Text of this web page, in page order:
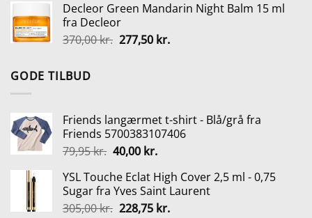
pris
var:
159,00 kr..
pris
89,00 kr..
Decleor Green Mandarin Night Balm 15 ml
fra Decleor
370,00kr. Den
277,50 kr.Den
GODE TILBUD
Friends langærmet t-shirt - Blå/grå fra
Friends 5700383107406
79,95kr. Den
pris
var:
79,95 kr..
40,00 kr.Den
pris
er:
40,00 kr..
YSL Touche Eclat High Cover 2,5 ml - 0,75
Sugar fra Yves Saint Laurent
305,00kr. Den
228,75 kr.Den